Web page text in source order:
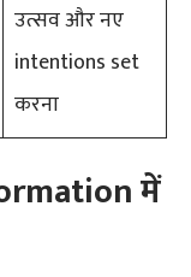
उत्सव और नए
intentions set
करना
में